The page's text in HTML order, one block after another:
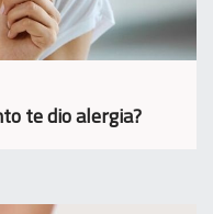
te dio alergia?